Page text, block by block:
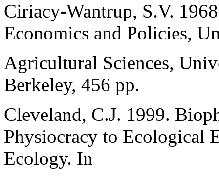
Ciriacy-Wantrup, S.V.
Economics and Policies,
Agricultural Sciences,
Berkeley, 456 pp.
Cleveland, C.J. 1999.
Physiocracy to Ecological
Ecology. In